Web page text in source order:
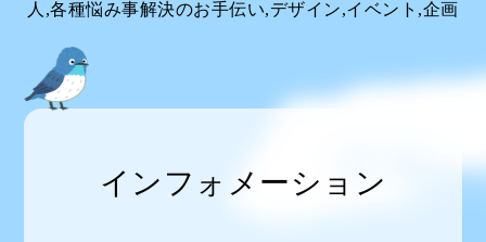
人,各種悩み事解決のお手伝い,デザイン,イベント,企画
インフォメーション